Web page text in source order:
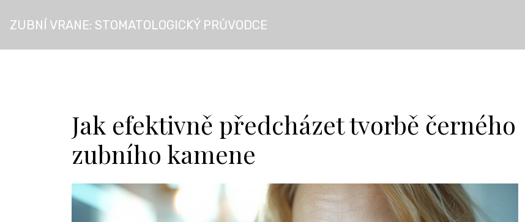
ZUBNÍ VRANE: STOMATOLOGICKÝ PRŮVODCE
Jak efektivně předcházet tvorbě černého
zubního kamene